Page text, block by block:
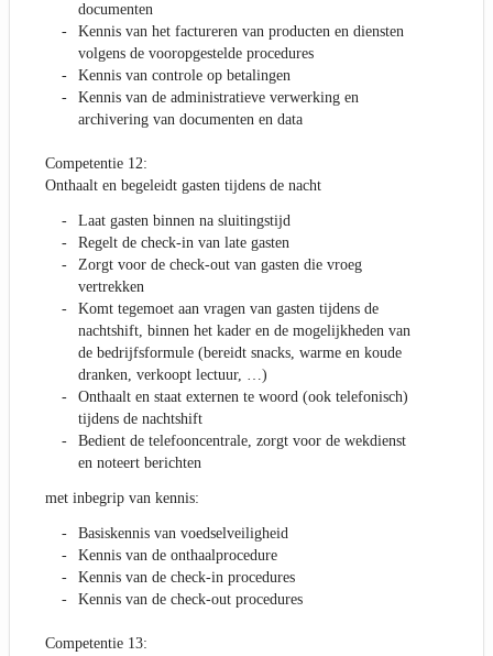
documenten
Kennis van het factureren van producten en diensten
volgens de vooropgestelde procedures
Kennis van controle op betalingen
Kennis van de administratieve verwerking en
archivering van documenten en data
Competentie 12:
Onthaalt en begeleidt gasten tijdens de nacht
Laat gasten binnen na sluitingstijd
Regelt de check-in van late gasten
Zorgt voor de check-out van gasten die vroeg
vertrekken
Komt tegemoet aan vragen van gasten tijdens de
nachtshift, binnen het kader en de mogelijkheden van
de bedrijfsformule (bereidt snacks, warme en koude
dranken, verkoopt lectuur, …)
Onthaalt en staat externen te woord (ook telefonisch)
tijdens de nachtshift
Bedient de telefooncentrale, zorgt voor de wekdienst
en noteert berichten
met inbegrip van kennis:
Basiskennis van voedselveiligheid
Kennis van de onthaalprocedure
Kennis van de check-in procedures
Kennis van de check-out procedures
Competentie 13: